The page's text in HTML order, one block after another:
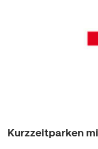
Kurzzeitparken